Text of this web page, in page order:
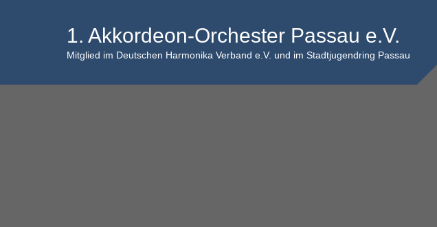
1. Akkordeon-Orchester Passau e.V.
Mitglied im Deutschen Harmonika Verband e.V. und im Stadtjugendring Passau